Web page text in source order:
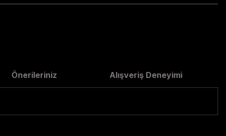
Önerileriniz Alışveriş Deneyimi